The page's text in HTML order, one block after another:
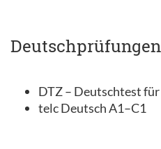
DTZ – Deutschtest
telc Deutsch A1–C1